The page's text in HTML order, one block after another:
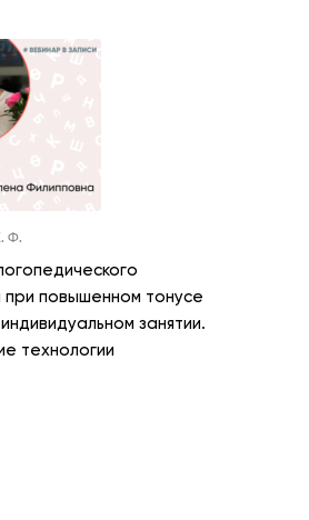
Ф.
повышенном тонусе
занятии.
технологии